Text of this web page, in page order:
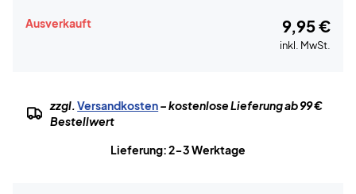
Ausverkauft 9,95 €
inkl. MwSt.
zzgl.Versandkosten– kostenlose Lieferung ab 99 €
Bestellwert
Lieferung: 2-3 Werktage